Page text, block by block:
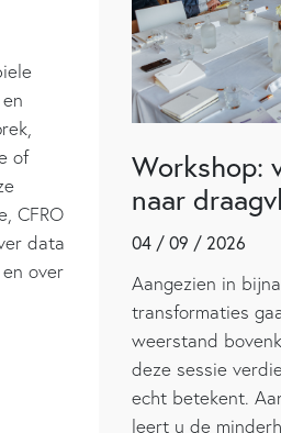
of
CFRO
data
over
Workshop:
naar
04 / 09 / 2026
Aangezien in
transformaties
weerstand
deze sessie
echt betekent.
leert u de